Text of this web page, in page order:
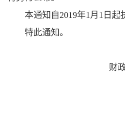
本通知自2019年1月1日起
特此通知。
财